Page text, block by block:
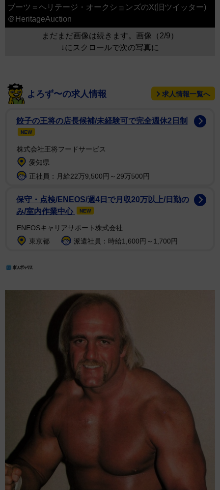
ブーツ＝ヘリテージ・オークションズのX(旧ツイッター)
＠HeritageAuction
まだまだ画像は続きます。画像（2/9）
↓にスクロールで次の写真に
よろず〜の求人情報 求人情報一覧へ
餃子の王将の店長候補/未経験可で完全週休2日制
NEW
株式会社王将フードサービス
愛知県
正社員：月給22万9,500円～29万500円
保守・点検/ENEOS/週4日で月収20万以上/日勤の
み/室内作業中心
NEW
ENEOSキャリアサポート株式会社
東京都
派遣社員：時給1,600円～1,700円